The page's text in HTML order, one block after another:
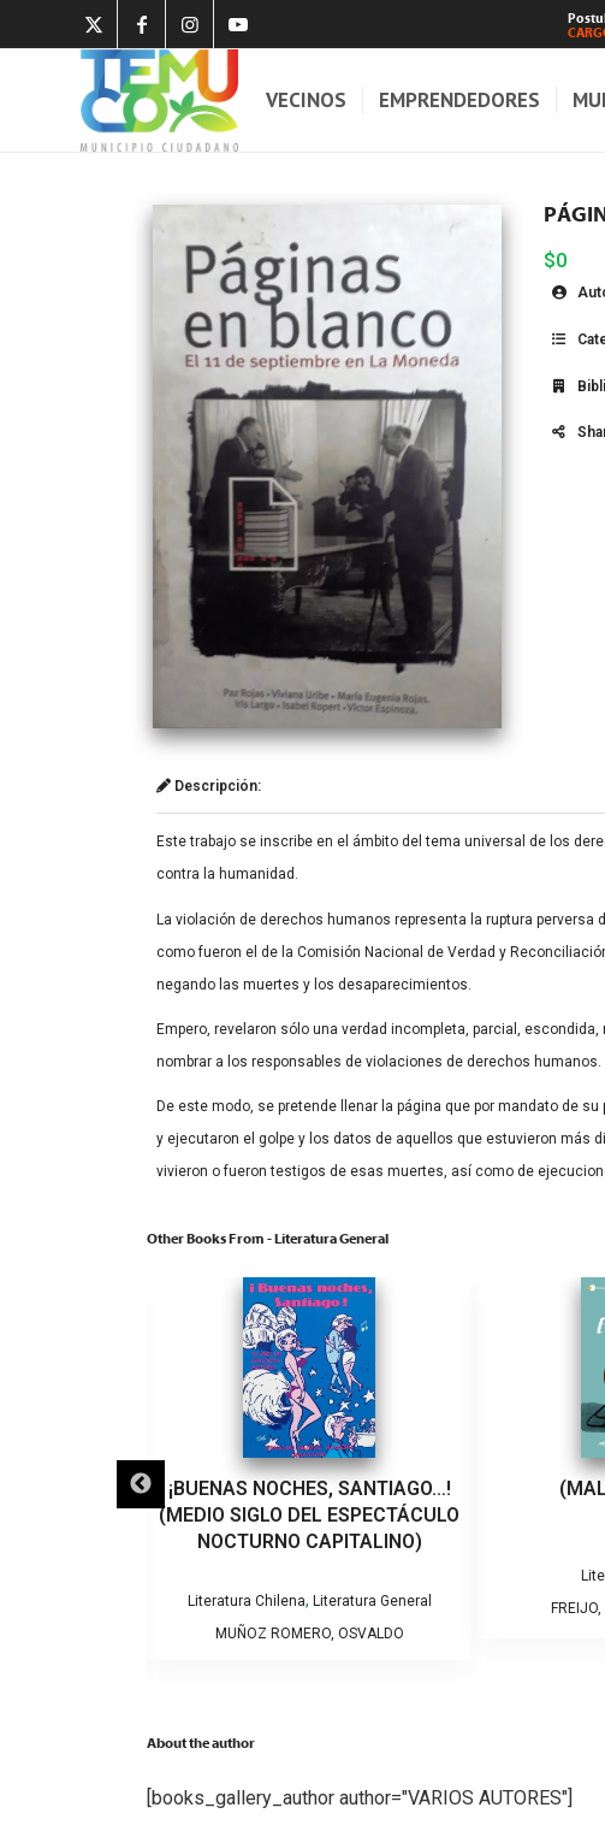
VECINOS EMPRENDEDORES
$0
Descripción:
Este trabajo se inscribe en el ámbito del tema universal de los
contra la humanidad.
La violación de derechos humanos representa la ruptura
como fueron el de la Comisión Nacional de Verdad y
negando las muertes y los desaparecimientos.
Empero, revelaron sólo una verdad incompleta, parcial,
nombrar a los responsables de violaciones de derechos
De este modo, se pretende llenar la página que por mandato de
y ejecutaron el golpe y los datos de aquellos que estuvieron
vivieron o fueron testigos de esas muertes, así como de
Other Books From - Literatura General
A UN
¡BUENAS NOCHES, SANTIAGO…!
(MEDIO SIGLO DEL ESPECTÁCULO
NOCTURNO CAPITALINO)
Literatura Chilena, Literatura General
MUÑOZ ROMERO, OSVALDO
About the author
[books_gallery_author author="VARIOS AUTORES"]